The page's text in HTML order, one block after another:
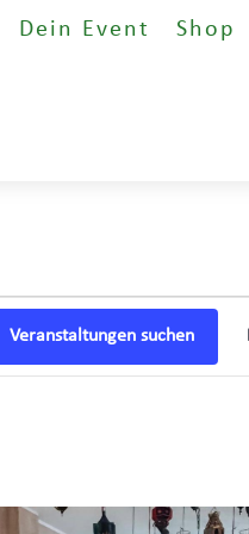
Dein Event Shop
Veranstaltungen suchen